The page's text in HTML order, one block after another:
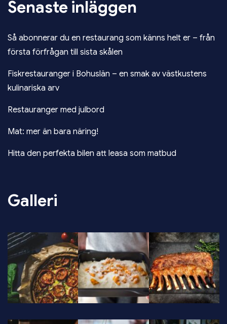
Senaste inläggen
Så abonnerar du en restaurang som känns helt er – från
första förfrågan till sista skålen
Fiskrestauranger i Bohuslän – en smak av västkustens
kulinariska arv
Restauranger med julbord
Mat: mer än bara näring!
Hitta den perfekta bilen att leasa som matbud
Galleri